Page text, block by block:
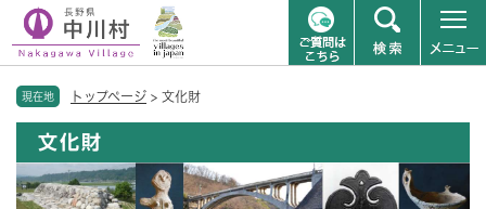
現在地 トップページ > 文化財
文化財